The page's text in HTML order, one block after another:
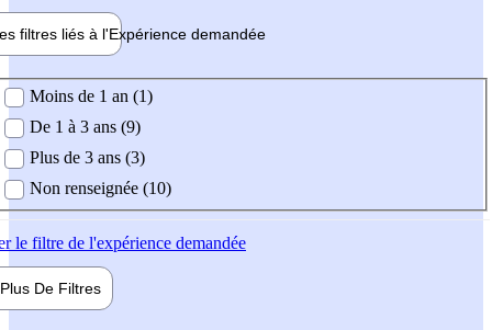
filtres liés à l'Expérience demandée
demandée
Moins de 1 an (1)
De 1 à 3 ans (9)
Plus de 3 ans (3)
Non renseignée (10)
le filtre de l'expérience demandée
Plus De Filtres